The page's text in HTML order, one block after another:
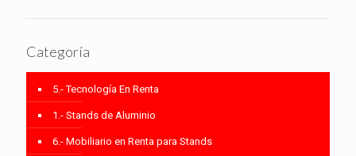
Categoría
5.- Tecnología En Renta
1.- Stands de Aluminio
6.- Mobiliario en Renta para Stands